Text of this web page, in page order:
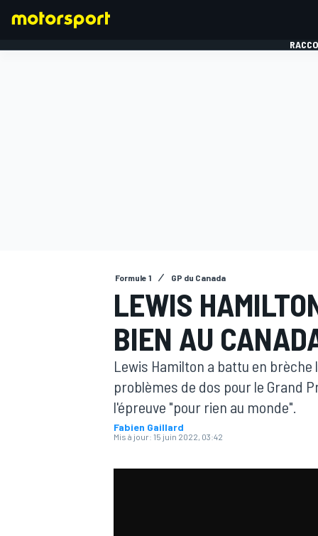
MOTOGP
Formule 1 GP du Canada
LEWIS
BIEN AU
Lewis Hamilton a battu en
problèmes de dos pour le Grand
l'épreuve "pour rien au monde".
Fabien Gaillard
Mis à jour: 15 juin 2022, 03:42